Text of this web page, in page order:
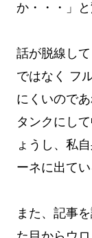
か・・・」
話が脱線し
ではなく フ
にくいので
タンクにし
ょうし、私
ーネに出て
また、記事